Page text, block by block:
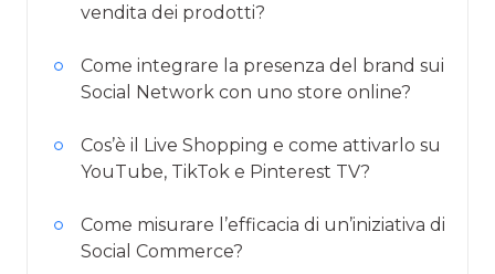
vendita dei prodotti?
Come integrare la presenza del brand sui
Social Network con uno store online?
Cos’è il Live Shopping e come attivarlo su
YouTube, TikTok e Pinterest TV?
Come misurare l’efficacia di un’iniziativa di
Social Commerce?